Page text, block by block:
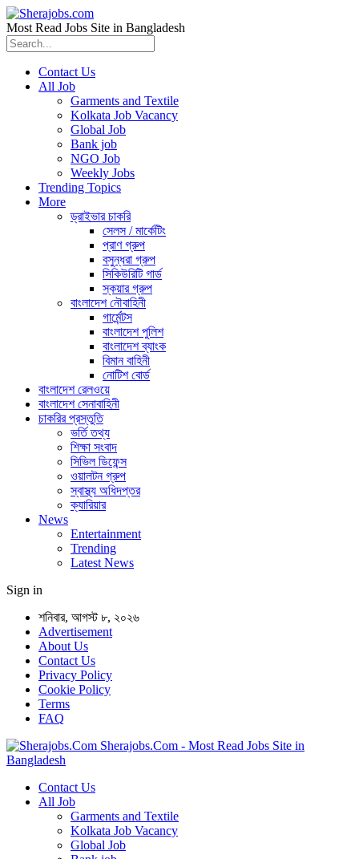
Most Read Jobs Site in Bangladesh
Contact Us
All Job
Garments and Textile
Kolkata Job Vacancy
Global Job
Bank job
NGO Job
Weekly Jobs
Trending Topics
More
ড্রাইভার চাকরি
সেলস / মার্কেটিং
প্রাণ গ্রুপ
বসুন্ধরা গ্রুপ
সিকিউরিটি গার্ড
স্কয়ার গ্রুপ
বাংলাদেশ নৌবাহিনী
গার্মেন্টস
বাংলাদেশ পুলিশ
বাংলাদেশ ব্যাংক
বিমান বাহিনী
নোটিশ বোর্ড
বাংলাদেশ রেলওয়ে
বাংলাদেশ সেনাবাহিনী
চাকরির প্রস্তুতি
ভর্তি তথ্য
শিক্ষা সংবাদ
সিভিল ডিফেন্স
ওয়ালটন গ্রুপ
স্বাস্থ্য অধিদপ্তর
ক্যারিয়ার
News
Entertainment
Trending
Latest News
Sign in
শনিবার, আগস্ট ৮, ২০২৬
Advertisement
About Us
Contact Us
Privacy Policy
Cookie Policy
Terms
FAQ
Sherajobs.Com - Most Read Jobs Site in
Bangladesh
Contact Us
All Job
Garments and Textile
Kolkata Job Vacancy
Global Job